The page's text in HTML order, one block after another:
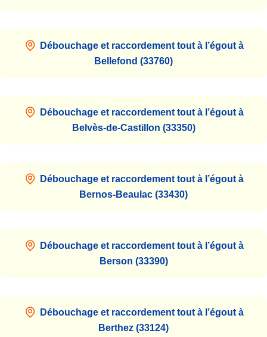
Débouchage et raccordement tout à l’égout à
Bellefond (33760)
Débouchage et raccordement tout à l’égout à
Belvès-de-Castillon (33350)
Débouchage et raccordement tout à l’égout à
Bernos-Beaulac (33430)
Débouchage et raccordement tout à l’égout à
Berson (33390)
Débouchage et raccordement tout à l’égout à
Berthez (33124)